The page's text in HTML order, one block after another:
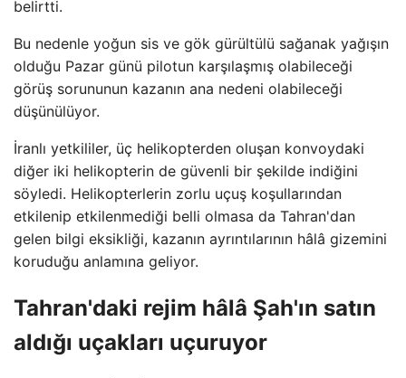
belirtti.
Bu nedenle yoğun sis ve gök gürültülü sağanak yağışın
olduğu Pazar günü pilotun karşılaşmış olabileceği
görüş sorununun kazanın ana nedeni olabileceği
düşünülüyor.
İranlı yetkililer, üç helikopterden oluşan konvoydaki
diğer iki helikopterin de güvenli bir şekilde indiğini
söyledi. Helikopterlerin zorlu uçuş koşullarından
etkilenip etkilenmediği belli olmasa da Tahran'dan
gelen bilgi eksikliği, kazanın ayrıntılarının hâlâ gizemini
koruduğu anlamına geliyor.
Tahran'daki rejim hâlâ Şah'ın satın
aldığı uçakları uçuruyor